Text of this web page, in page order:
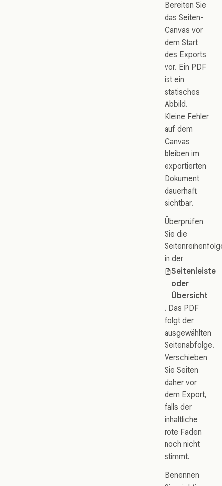
Bereiten Sie
das Seiten-
Canvas vor
dem Start
des Exports
vor. Ein PDF
ist ein
statisches
Abbild.
Kleine Fehler
auf dem
Canvas
bleiben im
exportierten
Dokument
dauerhaft
sichtbar.
Überprüfen
Sie die
in der
Seitenleiste
oder
Übersicht
. Das PDF
folgt der
ausgewählten
Seitenabfolge.
Verschieben
Sie Seiten
daher vor
dem Export,
falls der
inhaltliche
rote Faden
noch nicht
stimmt.
Benennen